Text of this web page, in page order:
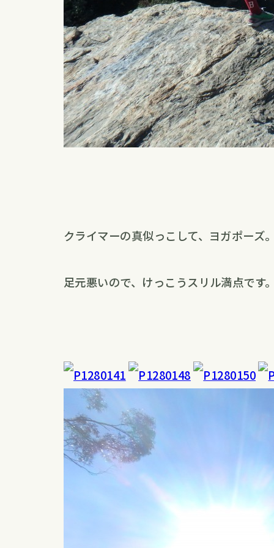
クライマーの真似っこして、ヨガポーズ
足元悪いので、けっこうスリル満点です